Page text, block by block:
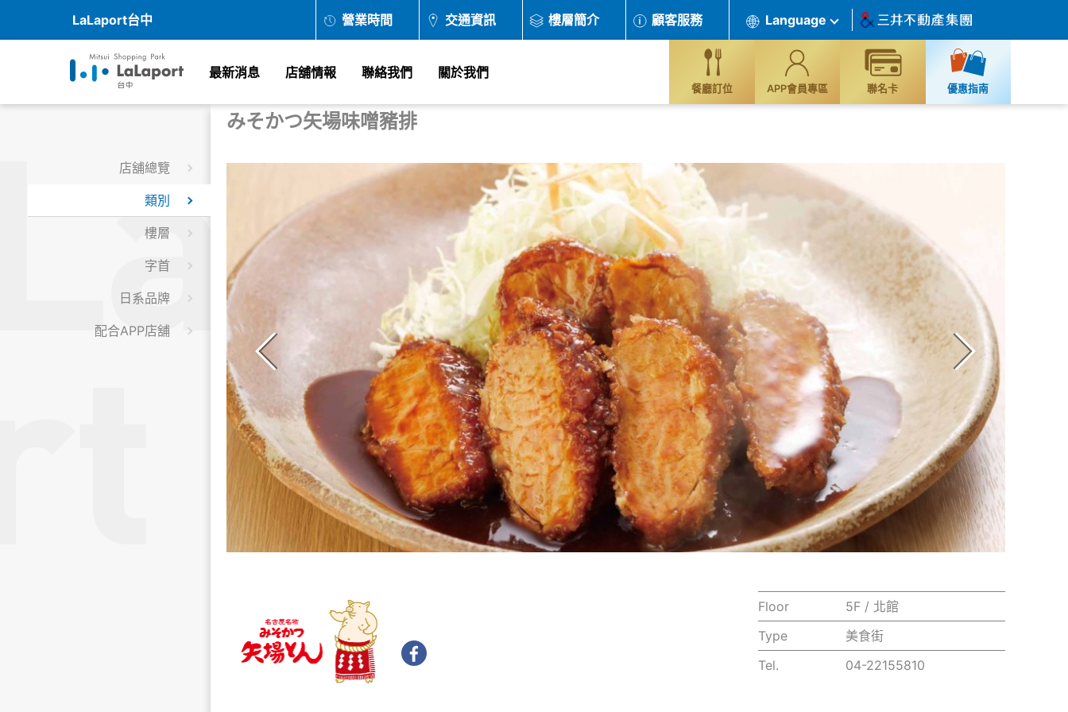
LaLaport台中 營業時間 交通資訊 樓層簡介 顧客服務 Language
最新消息 店舖情報 聯絡我們 關於我們
餐廳訂位 APP會員專區 聯名卡 優惠指南
店舖總覽
類別
樓層
字首
日系品牌
配合APP店舖
みそかつ矢場味噌豬排
Floor
5F / 北館
Type
美食街
Tel.
04-22155810